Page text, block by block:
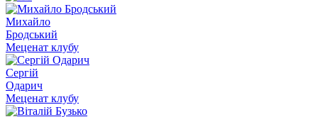
Михайло
Бродський
Меценат клубу
Сергій
Одарич
Меценат клубу